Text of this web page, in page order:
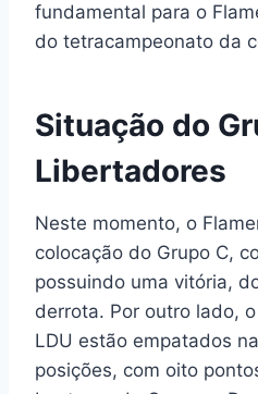
fundamental para o
do tetracampeonato da
Situação do
Libertadores
Neste momento, o
colocação do Grupo C,
possuindo uma vitória,
derrota. Por outro lado,
LDU estão empatados
posições, com oito